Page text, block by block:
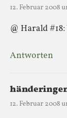
12. Februar 2008
@ Harald
Antworten
12. Februar 2008